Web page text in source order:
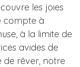
les joies
compte à
à la limite de
avides de
de rêver, notre